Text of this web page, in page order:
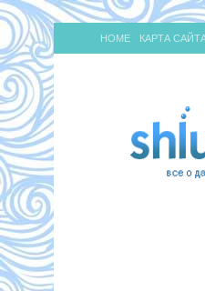
HOME КАРТА